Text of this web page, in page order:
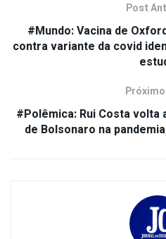
Post
#Mundo: Vacina de
contra variante da covid
#Polêmica: Rui Costa
de Bolsonaro na